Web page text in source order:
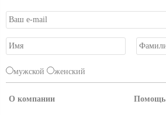
мужской женский
О компании Помощь